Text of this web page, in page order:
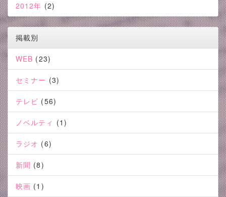
2012年 (2)
掲載別
WEB (23)
セミナー (3)
テレビ (56)
ノベルティ (1)
ラジオ (6)
新聞 (8)
映画 (1)